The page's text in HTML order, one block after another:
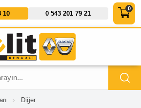
10 0 543 201 79 21
Diğer